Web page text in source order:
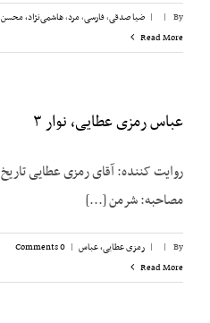
By
|
| ضیا صدقی,فارسی,مرد,هاشمی‌نژاد، محسن
Read More
عباس رمزی عطایی، نوار ۳
مصاحبه: شرمن [...]
By
|
| رمزی عطایی، عباس |
0 Comments
Read More